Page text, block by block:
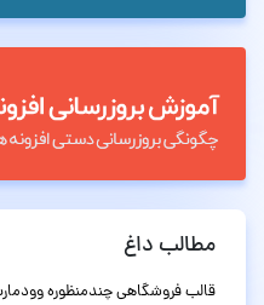
مطالب داغ